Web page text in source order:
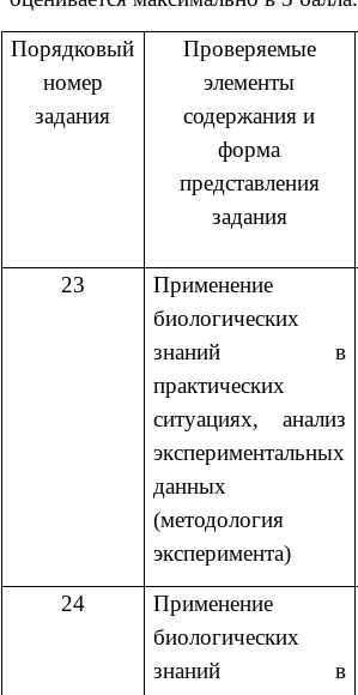
Порядковый
номер
задания
Проверяемые
элементы
содержания и
форма
представления
задания
23
Применение
биологических
знаний в
практических
ситуациях, анализ
экспериментальных
данных
(методология
эксперимента)
24
Применение
биологических
знаний в